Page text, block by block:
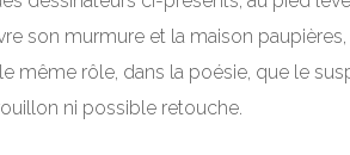
son murmure et la maison
même rôle, dans la poésie, que le
ni possible retouche.